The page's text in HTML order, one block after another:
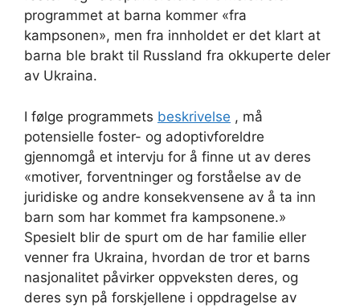
programmet at barna kommer «fra
kampsonen», men fra innholdet er det klart at
barna ble brakt til Russland fra okkuperte deler
av Ukraina.
I følge programmets beskrivelse , må
potensielle foster- og adoptivforeldre
gjennomgå et intervju for å finne ut av deres
«motiver, forventninger og forståelse av de
juridiske og andre konsekvensene av å ta inn
barn som har kommet fra kampsonene.»
Spesielt blir de spurt om de har familie eller
venner fra Ukraina, hvordan de tror et barns
nasjonalitet påvirker oppveksten deres, og
deres syn på forskjellene i oppdragelse av